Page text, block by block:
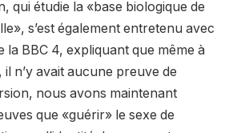
qui étudie la «base biologique de
s’est également entretenu avec
la BBC 4, expliquant que même à
il n’y avait aucune preuve de
nous avons maintenant
que «guérir» le sexe de